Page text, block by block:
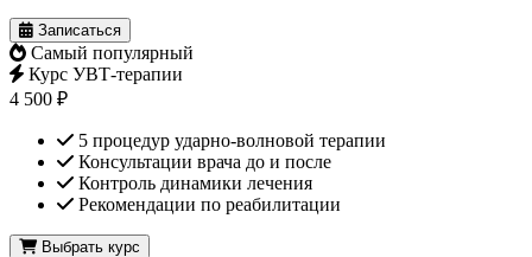
Записаться
Самый популярный
Курс УВТ-терапии
4 500 ₽
5 процедур ударно-волновой терапии
Консультации врача до и после
Контроль динамики лечения
Рекомендации по реабилитации
Выбрать курс